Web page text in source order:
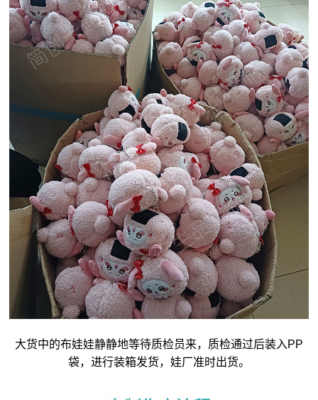
大货中的布娃娃静静地等待质检员来，质检通过后装入PP
袋，进行装箱发货，娃厂准时出货。